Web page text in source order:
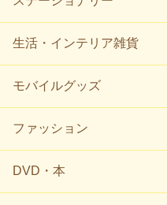
生活・インテリア雑貨
モバイルグッズ
ファッション
DVD・本